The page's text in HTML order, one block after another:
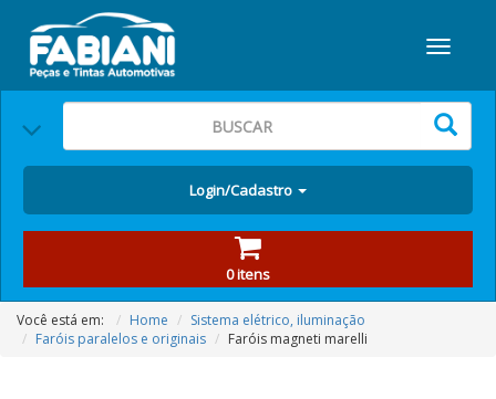
Login/Cadastro
0 itens
Você está em: Home
Sistema elétrico, iluminação
Faróis paralelos e originais
Faróis magneti marelli